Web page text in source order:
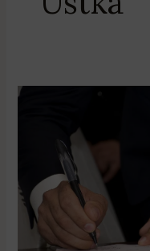
Oborniki